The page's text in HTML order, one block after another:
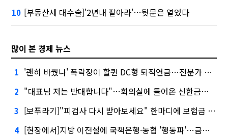
10 [부동산세 대수술]'2년내 팔아라'…뒷문은 열었다
많이 본 경제 뉴스
1 '괜히 바꿨나' 폭락장이 할퀸 DC형 퇴직연금…전문가 조언은
2 "대표님 저는 반대합니다"…회의실에 들어온 신한금융 AI
3 [보푸라기]"피검사 다시 받아보세요" 한마디에 보험금 못 받을 뻔?
4 [현장에서]지방 이전설에 국책은행·농협 '행동파'…금감원 '신중모드'